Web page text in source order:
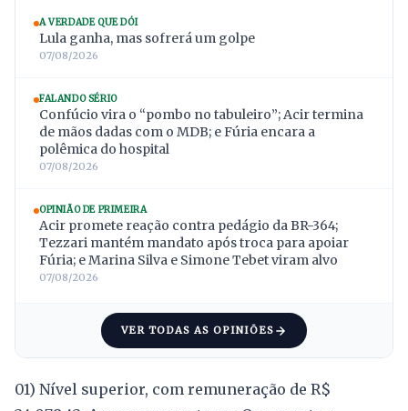
A VERDADE QUE DÓI
Lula ganha, mas sofrerá um golpe
07/08/2026
FALANDO SÉRIO
Confúcio vira o “pombo no tabuleiro”; Acir termina
de mãos dadas com o MDB; e Fúria encara a
polêmica do hospital
07/08/2026
OPINIÃO DE PRIMEIRA
Acir promete reação contra pedágio da BR-364;
Tezzari mantém mandato após troca para apoiar
Fúria; e Marina Silva e Simone Tebet viram alvo
07/08/2026
VER TODAS AS OPINIÕES
01) Nível superior, com remuneração de R$